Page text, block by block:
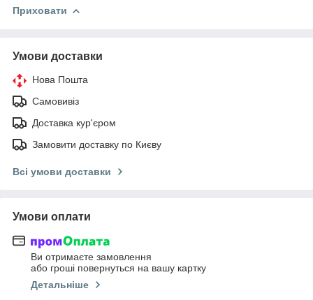
Приховати
Умови доставки
Нова Пошта
Самовивіз
Доставка кур'єром
Замовити доставку по Києву
Всі умови доставки
Умови оплати
Ви отримаєте замовлення
або гроші повернуться на вашу картку
Детальніше